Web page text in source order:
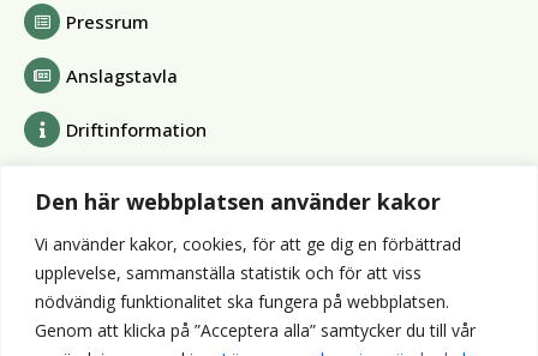
Den här webbplatsen använder kakor
Vi använder kakor, cookies, för att ge dig en förbättrad
upplevelse, sammanställa statistik och för att viss
nödvändig funktionalitet ska fungera på webbplatsen.
Genom att klicka på ”Acceptera alla” samtycker du till vår
Pressrum
Anslagstavla
Driftinformation
Alvesta Renhållnings AB
Alvesta Energi AB
AllboHus Bostad AB
Huseby bruk AB
Värends räddningstjänst